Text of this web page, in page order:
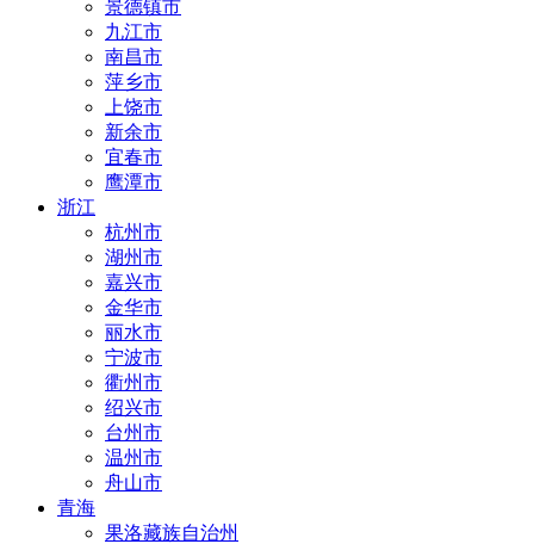
景德镇市
九江市
南昌市
萍乡市
上饶市
新余市
宜春市
鹰潭市
浙江
杭州市
湖州市
嘉兴市
金华市
丽水市
宁波市
衢州市
绍兴市
台州市
温州市
舟山市
青海
果洛藏族自治州